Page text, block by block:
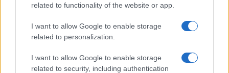
related to functionality of the website or app.
I want to allow Google to enable storage
related to personalization.
I want to allow Google to enable storage
related to security, including authentication
NEWS